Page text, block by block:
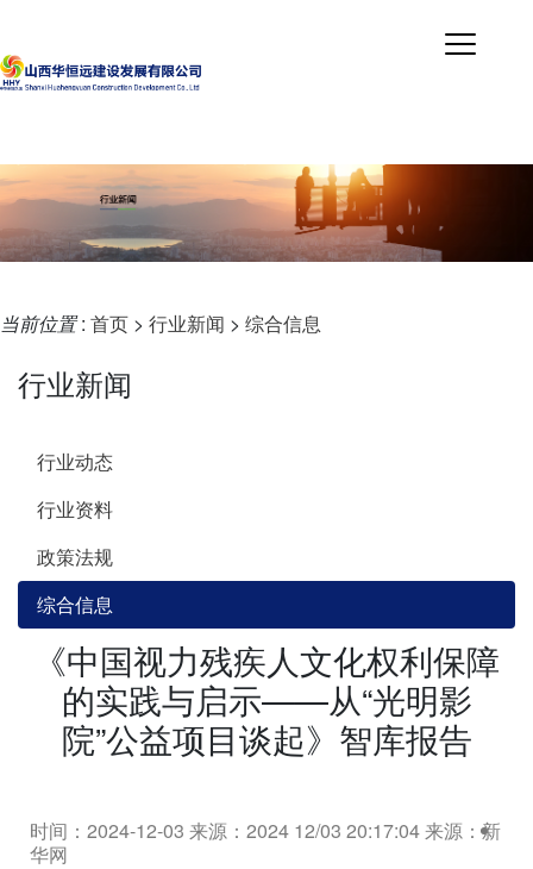
当前位置: 首页 > 行业新闻 > 综合信息
行业新闻
行业动态
行业资料
政策法规
综合信息
《中国视力残疾人文化权利保障
的实践与启示——从“光明影
院”公益项目谈起》智库报告
时间：2024-12-03 来源：2024 12/03 20:17:04 来源：新
华网